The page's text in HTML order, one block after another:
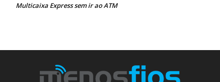
Multicaixa Express sem ir ao ATM